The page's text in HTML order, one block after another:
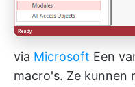
via Microsoft Een
macro's. Ze kunnen